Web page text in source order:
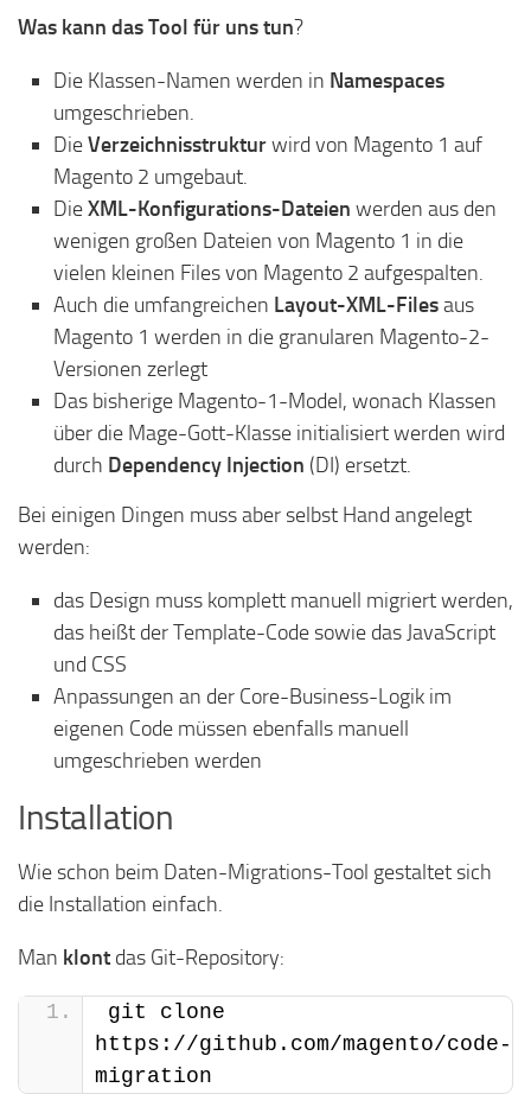
Was kann das Tool für uns tun?
Die Klassen-Namen werden in Namespaces
umgeschrieben.
DieVerzeichnisstrukturwird von Magento 1 auf
Magento 2 umgebaut.
DieXML-Konfigurations-Dateien werden aus den
wenigen großen Dateien von Magento 1 in die
vielen kleinen Files von Magento 2 aufgespalten.
Auch die umfangreichen Layout-XML-Filesaus
Magento 1 werden in die granularen Magento-2-
Versionen zerlegt
Das bisherige Magento-1-Model, wonach Klassen
über die Mage-Gott-Klasse initialisiert werden wird
durch Dependency Injection (DI) ersetzt.
Bei einigen Dingen muss aber selbst Hand angelegt
werden:
das Design muss komplett manuell migriert werden,
das heißt der Template-Code sowie das JavaScript
und CSS
Anpassungen an der Core-Business-Logik im
eigenen Code müssen ebenfalls manuell
umgeschrieben werden
Installation
Wie schon beim Daten-Migrations-Tool gestaltet sich
die Installation einfach.
Man klont das Git-Repository:
git clone
https://github.com/magento/code-
migration